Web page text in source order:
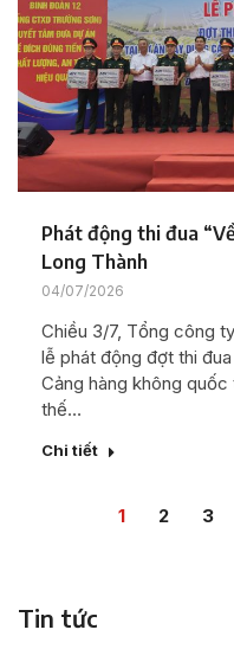
Phát động thi đua
Long Thành
04/07/2026
Chiều 3/7, Tổng công
lễ phát động đợt thi
Cảng hàng không
thế…
Chi tiết
1 2 3
Tin tức